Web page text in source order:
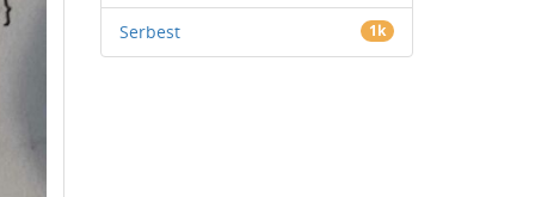
Serbest 1k